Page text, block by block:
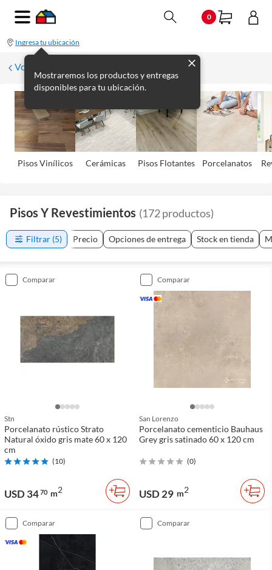
0
Ingresa tu ubicación
Mostraremos los productos y entregas
disponibles para tu ubicación.
Volver
Pisos Viní­licos Cerámicas Pisos Flotantes Porcelanatos
Pisos Y Revestimientos (172productos)
Filtrar (5) Precio Opciones de entrega Stock en tienda
comparar
Stn
Porcelanato rústico Strato
Natural óxido gris mate 60 x 120
cm
(10)
USD 3470 m2
comparar
San Lorenzo
Porcelanato cementicio Bauhaus
Grey gris satinado 60 x 120 cm
(0)
USD 29 m2
comparar comparar